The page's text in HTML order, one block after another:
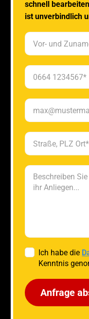
schnell
ist unverbindlich
Ich habe die
Kenntnis